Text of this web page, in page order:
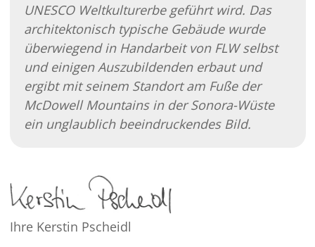
UNESCO Weltkulturerbe geführt wird. Das
architektonisch typische Gebäude wurde
überwiegend in Handarbeit von FLW selbst
und einigen Auszubildenden erbaut und
ergibt mit seinem Standort am Fuße der
McDowell Mountains in der Sonora-Wüste
ein unglaublich beeindruckendes Bild.
Ihre Kerstin Pscheidl